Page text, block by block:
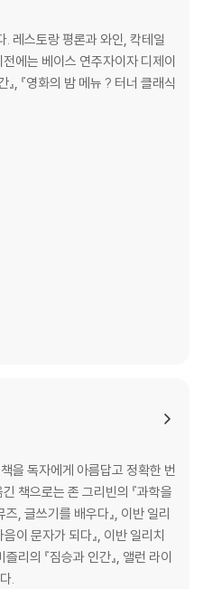
로
딜런
비버
로 그린
릭
파튼
비
(1957): 진 오트리
킹 콜
(1968): 페리 코모
버와 더 머펫츠
보이즈 투 멘
셀린 디온
얀 스티븐스
쉬앤힘
레스토랑 평론과 와인, 칵테일
에는 베이스 연주자이자 디제이
, 『영화의 밤 메뉴 ? 터너 클래식
을 독자에게 아름답고 정확한 번
책으로는 존 그리빈의 『과학을
즈, 글쓰기를 배우다』, 이반 일리
이 문자가 되다』, 이반 일리치
리의 『짐승과 인간』, 앨런 라이
.